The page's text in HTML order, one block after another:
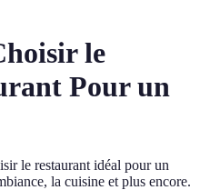
le
Pour un
le restaurant idéal pour un
la cuisine et plus encore.